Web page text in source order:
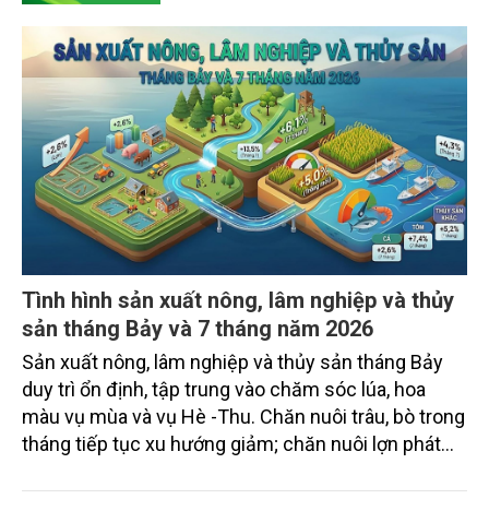
Tình hình sản xuất nông, lâm nghiệp và thủy
sản tháng Bảy và 7 tháng năm 2026
Sản xuất nông, lâm nghiệp và thủy sản tháng Bảy
duy trì ổn định, tập trung vào chăm sóc lúa, hoa
màu vụ mùa và vụ Hè -Thu. Chăn nuôi trâu, bò trong
tháng tiếp tục xu hướng giảm; chăn nuôi lợn phát
trưởng khá. Diện tích rừng trồng mới và sản lượng